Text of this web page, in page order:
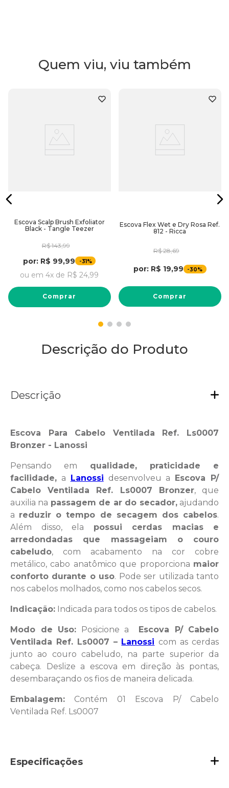
Quem viu, viu também
Escova Scalp Brush Exfoliator
Black - Tangle Teezer
R$ 143,99
por: R$ 99,99 -31%
ou em 4x de R$ 24,99
Comprar
Escova Flex Wet e Dry Rosa Ref.
812 - Ricca
R$ 28,69
por: R$ 19,99 -30%
Comprar
Descrição do Produto
Descrição
Escova Para Cabelo Ventilada Ref. Ls0007
Bronzer - Lanossi
Pensando em qualidade, praticidade e
facilidade, a Lanossi desenvolveu a Escova P/
Cabelo Ventilada Ref. Ls0007 Bronzer, que
auxilia na passagem de ar do secador,ajudando
a reduzir o tempo de secagem dos cabelos.
Além disso, ela possui cerdas macias e
arredondadas que massageiam o couro
cabeludo, com acabamento na cor cobre
metálico, cabo anatômico que proporciona maior
conforto durante o uso. Pode ser utilizada tanto
nos cabelos molhados, como nos cabelos secos.
Indicação: Indicada para todos os tipos de cabelos.
Modo de Uso: Posicione a Escova P/ Cabelo
Ventilada Ref. Ls0007 – Lanossi com as cerdas
junto ao couro cabeludo, na parte superior da
cabeça. Deslize a escova em direção às pontas,
desembaraçando os fios de maneira delicada.
Embalagem: Contém 01 Escova P/ Cabelo
Ventilada Ref. Ls0007
Especificações